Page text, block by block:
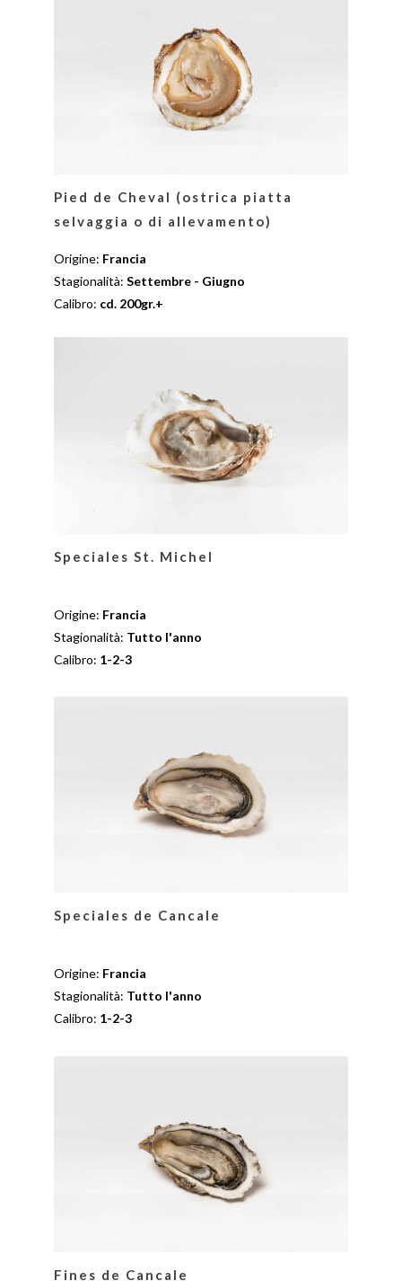
Pied de Cheval (ostrica piatta
selvaggia o di allevamento)
Origine: Francia
Stagionalità: Settembre - Giugno
Calibro: cd. 200gr.+
Speciales St. Michel
Origine: Francia
Stagionalità: Tutto l'anno
Calibro: 1-2-3
Speciales de Cancale
Origine: Francia
Stagionalità: Tutto l'anno
Calibro: 1-2-3
Fines de Cancale